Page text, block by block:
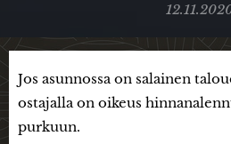
Jos asunnossa on salainen
ostajalla on oikeus
purkuun.